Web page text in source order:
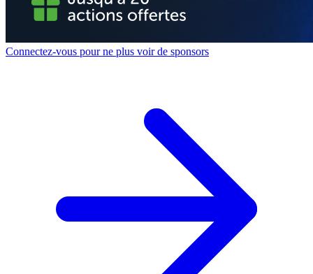
Connectez-vous pour ne plus voir de sponsors